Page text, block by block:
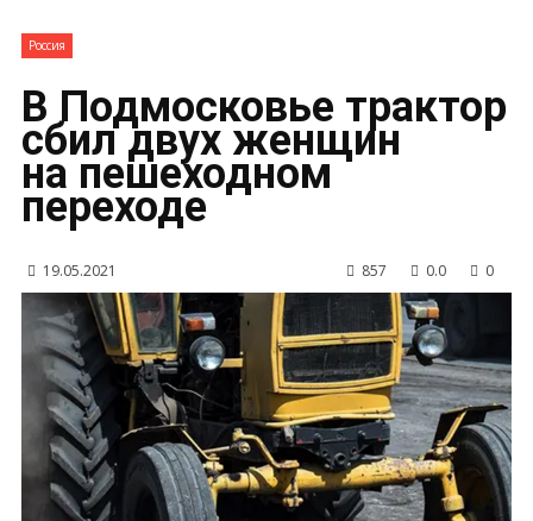
Россия
В Подмосковье трактор
сбил двух женщин
на пешеходном
переходе
19.05.2021 857 0.0 0